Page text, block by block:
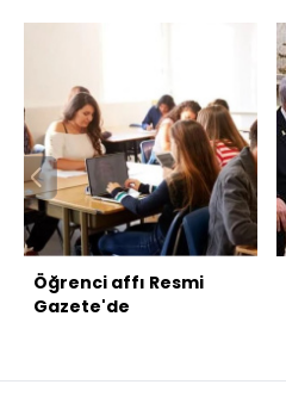
Öğrenci affı Resmi
Gazete'de